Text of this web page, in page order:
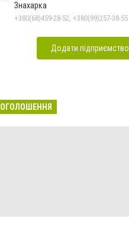
Знахарка
+380(68)459-28-52, +380(99)257-38-55
Додати підприємство
ОГОЛОШЕННЯ